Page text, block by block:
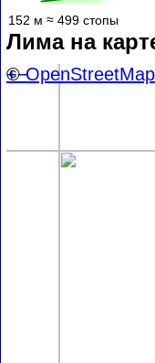
152 м ≈ 499 стопы
Лима на
+−
©OpenStreetMap